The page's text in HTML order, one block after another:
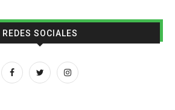
REDES SOCIALES